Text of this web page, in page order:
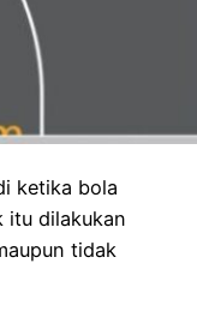
ketika bola
itu dilakukan
tidak